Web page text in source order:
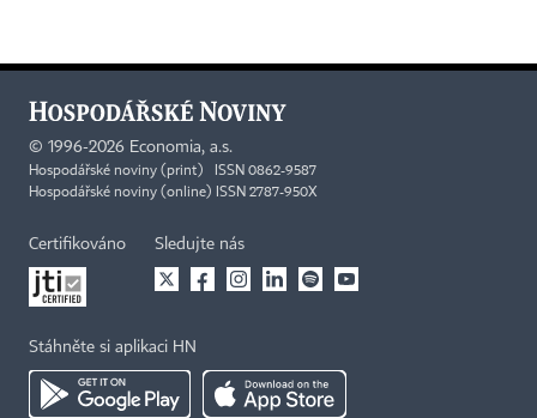
© 1996-2026 Economia, a.s.
Hospodářské noviny (print) ISSN 0862-9587
Hospodářské noviny (online) ISSN 2787-950X
Certifikováno Sledujte nás
Stáhněte si aplikaci HN